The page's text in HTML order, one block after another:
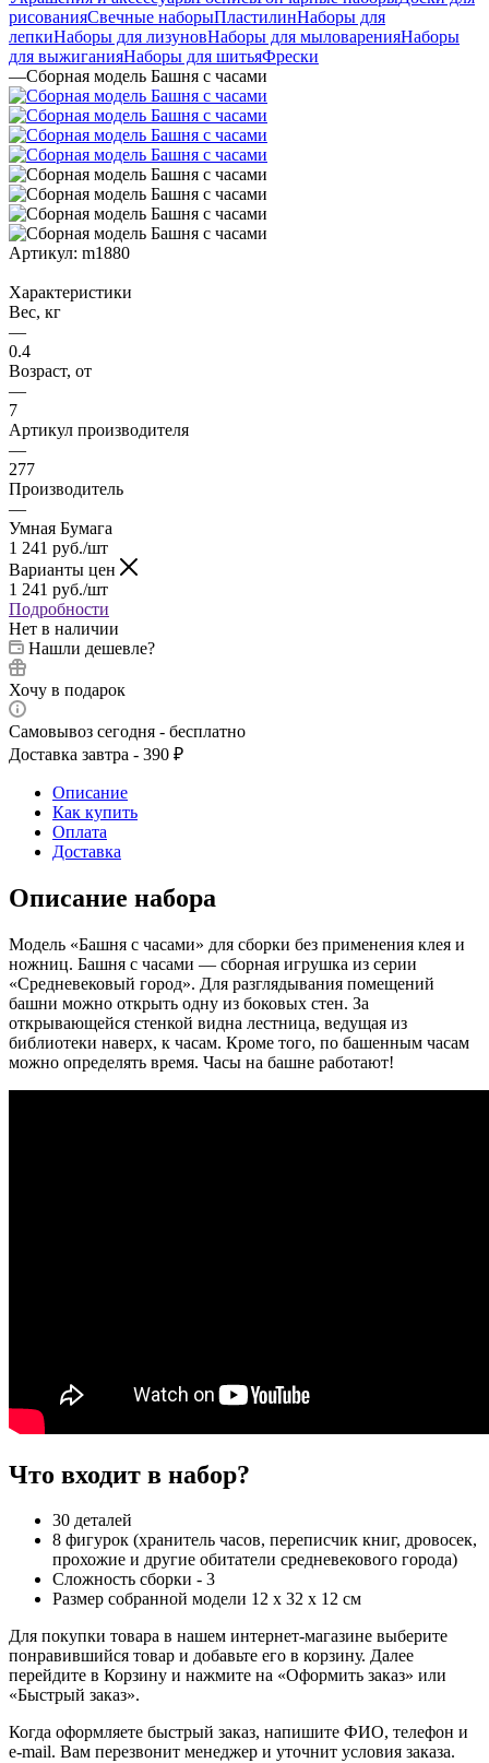
рисованияСвечные наборыПластилинНаборы для
лепкиНаборы для лизуновНаборы для мыловаренияНаборы
для выжиганияНаборы для шитьяФрески
—Сборная модель Башня с часами
Артикул: m1880
Характеристики
Вес, кг
—
0.4
Возраст, от
—
7
Артикул производителя
—
277
Производитель
—
Умная Бумага
1 241 руб./шт
Варианты цен
1 241 руб./шт
Подробности
Нет в наличии
Нашли дешевле?
Хочу в подарок
Самовывоз сегодня - бесплатно
Доставка завтра - 390 ₽
Описание
Как купить
Оплата
Доставка
Описание набора
Модель «Башня с часами» для сборки без применения клея и
ножниц. Башня с часами — сборная игрушка из серии
«Средневековый город». Для разглядывания помещений
башни можно открыть одну из боковых стен. За
открывающейся стенкой видна лестница, ведущая из
библиотеки наверх, к часам. Кроме того, по башенным часам
можно определять время. Часы на башне работают!
Что входит в набор?
30 деталей
8 фигурок (хранитель часов, переписчик книг, дровосек,
прохожие и другие обитатели средневекового города)
Сложность сборки - 3
Размер собранной модели 12 х 32 х 12 см
Для покупки товара в нашем интернет-магазине выберите
понравившийся товар и добавьте его в корзину. Далее
перейдите в Корзину и нажмите на «Оформить заказ» или
«Быстрый заказ».
Когда оформляете быстрый заказ, напишите ФИО, телефон и
e-mail. Вам перезвонит менеджер и уточнит условия заказа.